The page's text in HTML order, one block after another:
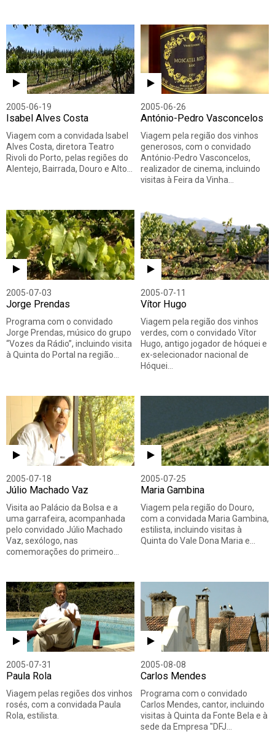
2005-06-19
Isabel Alves Costa
Viagem com a convidada Isabel
Alves Costa, diretora Teatro
Rivoli do Porto, pelas regiões do
Alentejo, Bairrada, Douro e Alto…
2005-06-26
António-Pedro Vasconcelos
Viagem pela região dos vinhos
generosos, com o convidado
António-Pedro Vasconcelos,
realizador de cinema, incluindo
visitas à Feira da Vinha…
2005-07-03
Jorge Prendas
Programa com o convidado
Jorge Prendas, músico do grupo
“Vozes da Rádio”, incluindo visita
à Quinta do Portal na região…
2005-07-11
Vítor Hugo
Viagem pela região dos vinhos
verdes, com o convidado Vítor
Hugo, antigo jogador de hóquei e
ex-selecionador nacional de
Hóquei…
2005-07-18
Júlio Machado Vaz
Visita ao Palácio da Bolsa e a
uma garrafeira, acompanhada
pelo convidado Júlio Machado
Vaz, sexólogo, nas
comemorações do primeiro…
2005-07-25
Maria Gambina
Viagem pela região do Douro,
com a convidada Maria Gambina,
estilista, incluindo visitas à
Quinta do Vale Dona Maria e…
2005-07-31
Paula Rola
Viagem pelas regiões dos vinhos
rosés, com a convidada Paula
Rola, estilista.
2005-08-08
Carlos Mendes
Programa com o convidado
Carlos Mendes, cantor, incluindo
visitas à Quinta da Fonte Bela e à
sede da Empresa "DFJ…